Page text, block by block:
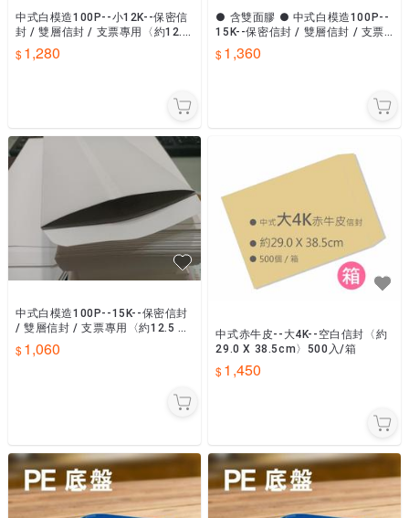
中式白模造100P--小12K--保密信
封 / 雙層信封 / 支票專用〈約12.0
X 22.8cm〉
1,280
● 含雙面膠 ● 中式白模造100P--
15K--保密信封 / 雙層信封 / 支票
專用〈約12.5 X 22.3cm〉
1,360
中式白模造100P--15K--保密信封
/ 雙層信封 / 支票專用〈約12.5 X
22.3cm〉
1,060
中式赤牛皮--大4K--空白信封〈約
29.0 X 38.5cm〉500入/箱
1,450